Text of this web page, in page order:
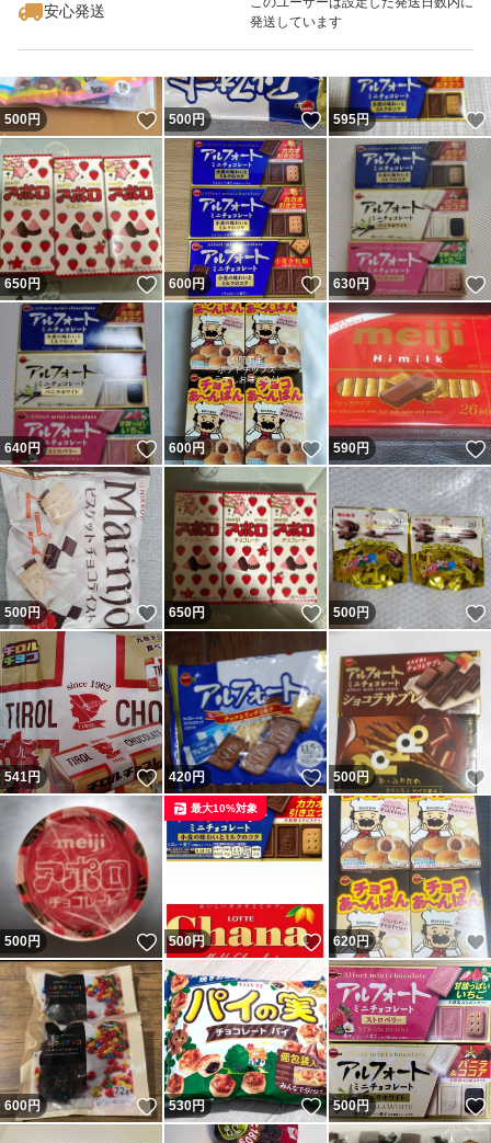
安心発送
発送しています
500円 いいね！
500円 いいね！
595円
650円 いいね！
600円 いいね！
630円
640円 いいね！
600円 いいね！
590円
500円 いいね！
650円 いいね！
500円
541円 いいね！
420円 いいね！
500円
500円 いいね！
500円 いいね！
最大10%対象
620円
600円 いいね！
530円 いいね！
500円